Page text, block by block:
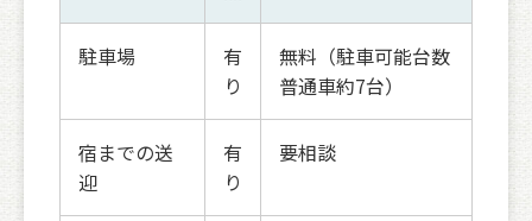
駐車場
有
り
無料（駐車可能台数
普通車約7台）
宿までの送
迎
有
り
要相談